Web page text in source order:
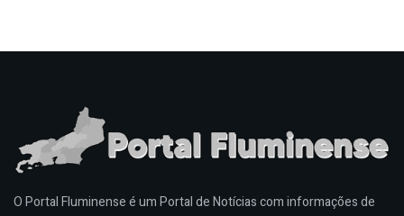
O Portal Fluminense é um Portal de Notícias com informações de